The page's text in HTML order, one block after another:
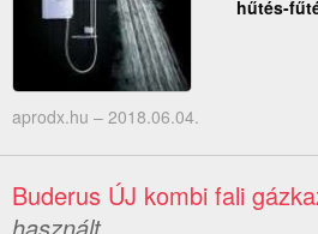
hűtés-
aprodx.hu – 2018.06.04.
Buderus ÚJ kombi fali